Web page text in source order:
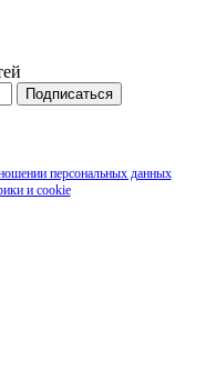
Подписаться
персональных данных
и cookie